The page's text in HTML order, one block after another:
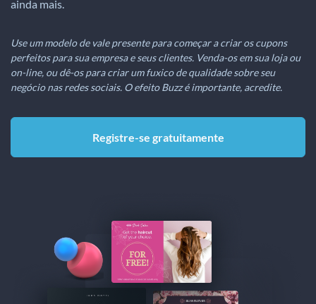
ainda mais.
Use um modelo de vale presente para começar a criar os cupons
perfeitos para sua empresa e seus clientes. Venda-os em sua loja ou
on-line, ou dê-os para criar um fuxico de qualidade sobre seu
negócio nas redes sociais. O efeito Buzz é importante, acredite.
Registre-se gratuitamente